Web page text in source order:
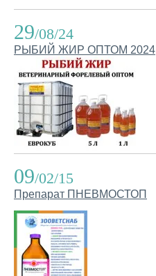
29/08/24
РЫБИЙ ЖИР ОПТОМ 2024
09/02/15
Препарат ПНЕВМОСТОП